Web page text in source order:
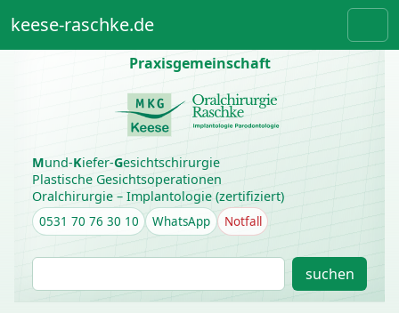
keese-raschke.de
Praxisgemeinschaft
Mund-Kiefer-Gesichtschirurgie
Plastische Gesichtsoperationen
Oralchirurgie – Implantologie (zertifiziert)
0531 70 76 30 10 WhatsApp Notfall
S
u
c
suchen